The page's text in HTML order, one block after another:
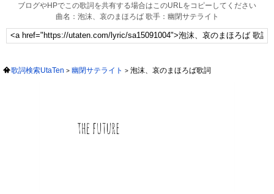
ブログやHPでこの歌詞を共有する場合はこのURLをコピーしてください
曲名：泡沫、哀のまほろば 歌手：幽閉サテライト
歌詞検索UtaTen 幽閉サテライト 泡沫、哀のまほろば歌詞